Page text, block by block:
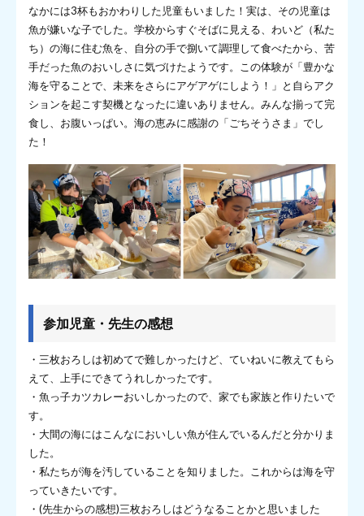
なかには3杯もおかわりした児童もいました！実は、その児童は
魚が嫌いな子でした。学校からすぐそばに見える、わいど（私た
ち）の海に住む魚を、自分の手で捌いて調理して食べたから、苦
手だった魚のおいしさに気づけたようです。この体験が「豊かな
海を守ることで、未来をさらにアゲアゲにしよう！」と自らアク
ションを起こす契機となったに違いありません。みんな揃って完
食し、お腹いっぱい。海の恵みに感謝の「ごちそうさま」でし
た！
参加児童・先生の感想
・三枚おろしは初めてで難しかったけど、ていねいに教えてもら
えて、上手にできてうれしかったです。
・魚っ子カツカレーおいしかったので、家でも家族と作りたいで
す。
・大間の海にはこんなにおいしい魚が住んでいるんだと分かりま
した。
・私たちが海を汚していることを知りました。これからは海を守
っていきたいです。
・(先生からの感想)三枚おろしはどうなることかと思いました